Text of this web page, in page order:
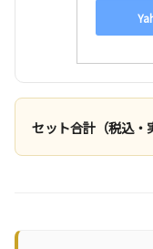
セット合計（税込・